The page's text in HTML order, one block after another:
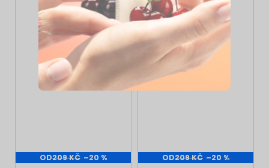
OD209 KČ –20 % OD209 KČ –20 %